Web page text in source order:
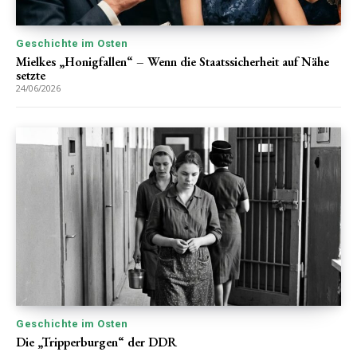
Geschichte im Osten
Mielkes „Honigfallen“ – Wenn die Staatssicherheit auf Nähe
setzte
24/06/2026
Geschichte im Osten
Die „Tripperburgen“ der DDR